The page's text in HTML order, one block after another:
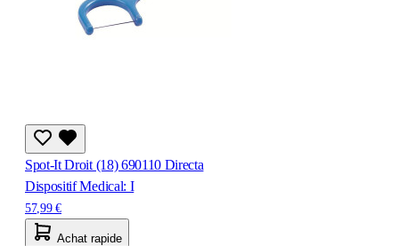
Spot-It Droit (18) 690110 Directa
Dispositif Medical: I
57,99 €
Achat rapide